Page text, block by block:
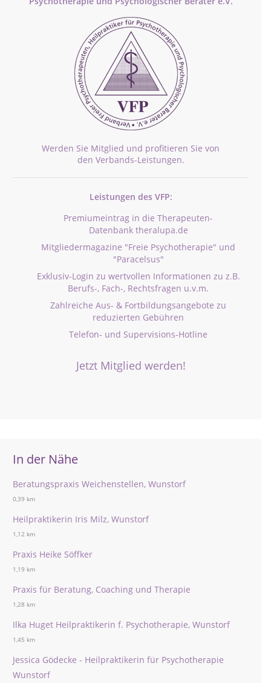
Werden Sie Mitglied und profitieren Sie von
den Verbands-Leistungen.
Leistungen des VFP:
Premiumeintrag in die Therapeuten-
Datenbank theralupa.de
Mitgliedermagazine "Freie Psychotherapie" und
"Paracelsus"
Exklusiv-Login zu wertvollen Informationen zu z.B.
Berufs-, Fach-, Rechtsfragen u.v.m.
Zahlreiche Aus- & Fortbildungsangebote zu
reduzierten Gebühren
Telefon- und Supervisions-Hotline
Jetzt Mitglied werden!
In der Nähe
Beratungspraxis Weichenstellen, Wunstorf
0,39 km
Heilpraktikerin Iris Milz, Wunstorf
1,12 km
Praxis Heike Söffker
1,19 km
Praxis für Beratung, Coaching und Therapie
1,28 km
Ilka Huget Heilpraktikerin f. Psychotherapie, Wunstorf
1,45 km
Jessica Gödecke - Heilpraktikerin für Psychotherapie
Wunstorf